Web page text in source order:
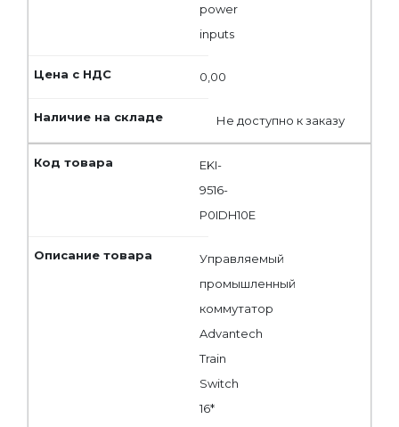
power
inputs
0,00
Не доступно к заказу
EKI-
9516-
P0IDH10E
Управляемый
промышленный
коммутатор
Advantech
Train
Switch
16*